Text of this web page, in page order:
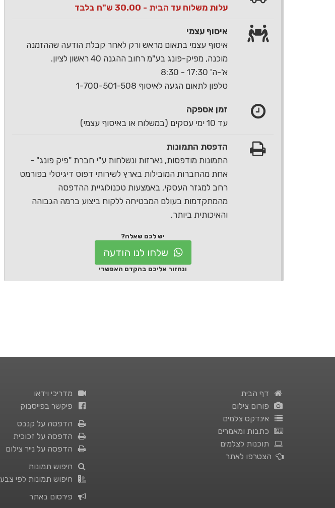
עלות משלוח עד הבית - 30.00 ש"ח בלבד
איסוף עצמי
איסוף עצמי בתאום מראש ורק לאחר קבלת הודעה שההזמנה
מוכנה, מפיק-פונג בע"מ רחוב ההגנה 40 ראשון לציון.
א'-ה' 17:30 - 8:30
טלפון לתאום הגעה לאיסוף 1-700-501-508
זמן אספקה
עד 10 ימי עסקים (במשלוח או באיסוף עצמי)
הדפסת התמונות
התמונות מודפסות, נארזות ונשלחות ע"י חברת "פיק פונג" -
אחת מהחברות המובילות בארץ לשירותי דפוס דיגיטלי בפורמט
רחב למגזר העסקי, באמצעות טכנולוגיית ההדפסה
מהמתקדמות בעולם המבטיחה ללקוח ביצוע ברמה הגבוהה
והאיכותית ביותר.
יש לכם שאלה?
שלחו לנו הודעה
ונחזור אליכם בהקדם האפשרי
מדריכי וידאו
פיקשר בפייסבוק
הדפסה על קנבס
הדפסה על זכוכית
הדפסה על נייר צילום
חיפוש תמונות
חיפוש תמונות לפי צבע
פירסום באתר
דף הבית
פורום צילום
אינדקס צלמים
כתבות ומאמרים
תוכנות לצלמים
הצטרפו לאתר